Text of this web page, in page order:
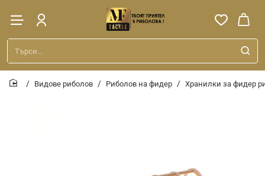
Търси...
Видове риболов Риболов на фидер Хранилки за фидер